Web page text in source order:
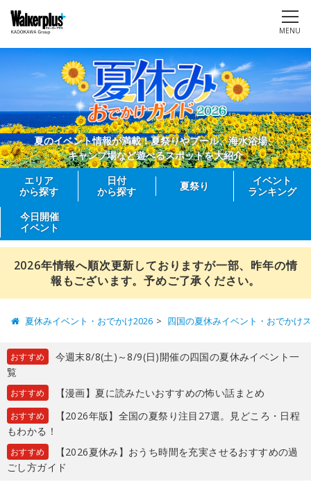
MENU
夏のイベント情報が満載！夏祭りやプール、海水浴場、
キャンプ場など遊べるスポットを大紹介
エリア
から探す
日付
から探す
夏祭り
イベント
ランキング
今日開催
イベント
2026年情報へ順次更新しておりますが一部、昨年の情
報もございます。予めご了承ください。
夏休みイベント・おでかけ2026 四国の夏休みイベント・おでかけ
おすすめ
今週末8/8(土)～8/9(日)開催の四国の夏休みイベント一
覧
おすすめ 【漫画】夏に読みたいおすすめの怖い話まとめ
おすすめ
【2026年版】全国の夏祭り注目27選。見どころ・日程
もわかる！
おすすめ
【2026夏休み】おうち時間を充実させるおすすめの過
ごし方ガイド